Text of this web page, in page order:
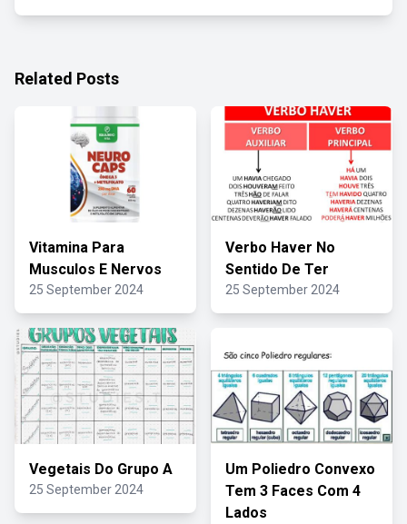
Related Posts
Vitamina Para
Musculos E Nervos
25 September 2024
Verbo Haver No
Sentido De Ter
25 September 2024
Vegetais Do Grupo A
25 September 2024
Um Poliedro Convexo
Tem 3 Faces Com 4
Lados